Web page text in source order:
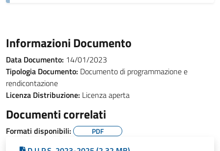
Informazioni Documento
Data Documento: 14/01/2023
Tipologia Documento: Documento di programmazione e
rendicontazione
Licenza Distribuzione: Licenza aperta
Documenti correlati
Formati disponibili: PDF